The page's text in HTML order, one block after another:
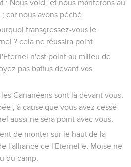
: Nous voici, et nous monterons au
car nous avons péché.
transgressez-vous le
? cela ne réussira point.
n'est point au milieu de
pas battus devant vos
Cananéens sont là devant vous,
; à cause que vous avez cessé
aussi ne sera point avec vous.
de monter sur le haut de la
l'alliance de l'Eternel et Moïse ne
du camp.